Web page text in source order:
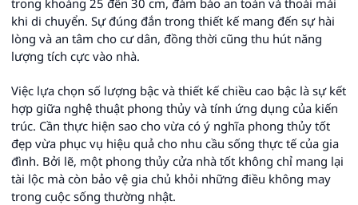
khi di chuyển. Sự đúng đắn trong thiết kế mang đến sự hài
lòng và an tâm cho cư dân, đồng thời cũng thu hút năng
lượng tích cực vào nhà.
Việc lựa chọn số lượng bậc và thiết kế chiều cao bậc là sự kết
hợp giữa nghệ thuật phong thủy và tính ứng dụng của kiến
trúc. Cần thực hiện sao cho vừa có ý nghĩa phong thủy tốt
đẹp vừa phục vụ hiệu quả cho nhu cầu sống thực tế của gia
đình. Bởi lẽ, một phong thủy cửa nhà tốt không chỉ mang lại
tài lộc mà còn bảo vệ gia chủ khỏi những điều không may
trong cuộc sống thường nhật.